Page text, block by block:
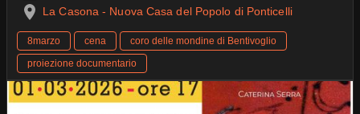
La Casona - Nuova Casa del Popolo di Ponticelli
8marzo cena
coro delle mondine di Bentivoglio
proiezione documentario